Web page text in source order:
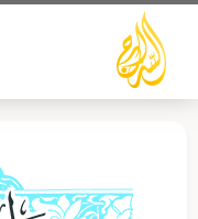
تخطي
المحتوى